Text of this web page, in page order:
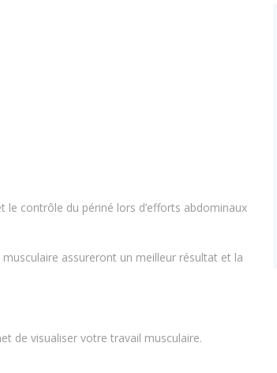
le contrôle du périné lors d’efforts abdominaux
musculaire assureront un meilleur résultat et la
de visualiser votre travail musculaire.